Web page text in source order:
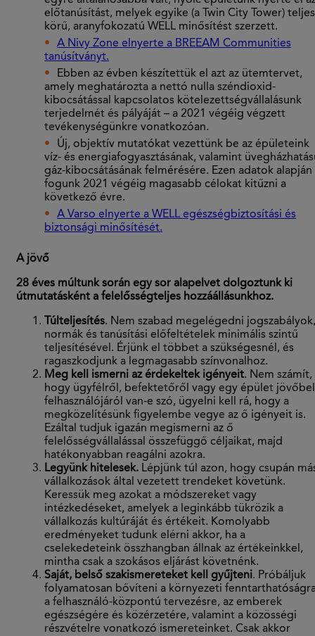
előtanúsítást, melyek egyike (a Twin City Tower) teljes
körű, aranyfokozatú WELL minősítést szerzett.
A Nivy Zone elnyerte a BREEAM Communities
tanúsítványt.
Ebben az évben készítettük el azt az ütemtervet,
amely meghatározta a nettó nulla széndioxid-
kibocsátással kapcsolatos kötelezettségvállalásunk
terjedelmét és pályáját – a 2021 végéig végzett
tevékenységünkre vonatkozóan.
Új, objektív mutatókat vezettünk be az épületeink
víz- és energiafogyasztásának, valamint
gáz-kibocsátásának felmérésére. Ezen adatok alapján
fogunk 2021 végéig magasabb célokat kitűzni a
következő évre.
A Varso elnyerte a WELL egészségbiztosítási és
biztonsági minősítését.
A jövő
28 éves múltunk során egy sor alapelvet dolgoztunk ki
útmutatásként a felelősségteljes hozzáállásunkhoz.
Túlteljesítés. Nem szabad megelégedni jogszabályok,
normák és tanúsítási előfeltételek minimális szintű
teljesítésével. Érjünk el többet a szükségesnél, és
ragaszkodjunk a legmagasabb színvonalhoz.
Meg kell ismerni az érdekeltek igényeit. Nem számít,
hogy ügyfélről, befektetőről vagy egy épület
felhasználójáról van-e szó, ügyelni kell rá, hogy a
megközelítésünk figyelembe vegye az ő igényeit is.
Ezáltal tudjuk igazán megismerni az ő
felelősségvállalással összefüggő céljaikat, majd
hatékonyabban reagálni azokra.
Legyünk hitelesek. Lépjünk túl azon, hogy csupán
vállalkozások által vezetett trendeket követünk.
Keressük meg azokat a módszereket vagy
intézkedéseket, amelyek a leginkább tükrözik a
vállalkozás kultúráját és értékeit. Komolyabb
eredményeket tudunk elérni akkor, ha a
cselekedeteink összhangban állnak az értékeinkkel,
mintha csak a szokásos eljárást követnénk.
Saját, belső szakismereteket kell gyűjteni. Próbáljuk
folyamatosan bővíteni a környezeti
a felhasználó-központú tervezésre, az emberek
egészségére és közérzetére, valamint a közösségi
részvételre vonatkozó ismereteinket. Csak akkor